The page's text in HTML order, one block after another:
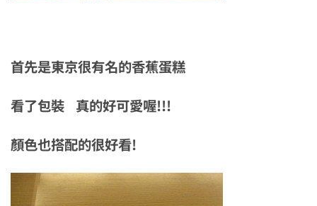
首先是東京很有名的香蕉蛋糕
看了包裝 真的好可愛喔!!!
顏色也搭配的很好看!